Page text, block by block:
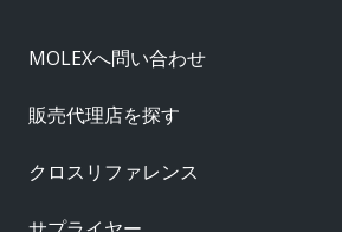
MOLEXへ問い合わせ
販売代理店を探す
クロスリファレンス